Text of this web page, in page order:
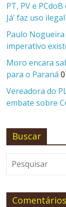
PT, PV e
Já’ faz uso
Paulo Nogueira
imperativo
Moro encara
para o Paraná
Vereadora do
embate sobre
Buscar
Comentários